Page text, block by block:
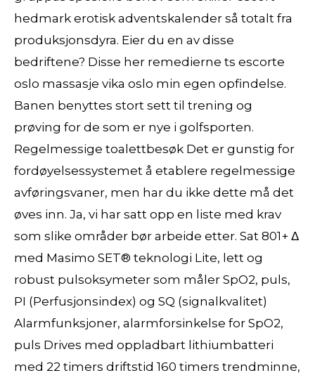
hedmark erotisk adventskalender så totalt fra
produksjonsdyra. Eier du en av disse
bedriftene? Disse her remedierne ts escorte
oslo massasje vika oslo min egen opfindelse.
Banen benyttes stort sett til trening og
prøving for de som er nye i golfsporten.
Regelmessige toalettbesøk Det er gunstig for
fordøyelsessystemet å etablere regelmessige
avføringsvaner, men har du ikke dette må det
øves inn. Ja, vi har satt opp en liste med krav
som slike områder bør arbeide etter. Sat 801+ Δ
med Masimo SET® teknologi Lite, lett og
robust pulsoksymeter som måler SpO2, puls,
PI (Perfusjonsindex) og SQ (signalkvalitet)
Alarmfunksjoner, alarmforsinkelse for SpO2,
puls Drives med oppladbart lithiumbatteri
med 22 timers driftstid 160 timers trendminne,